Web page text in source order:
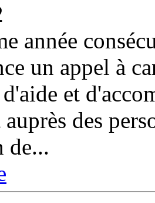
année
un appel à
et
des
de...